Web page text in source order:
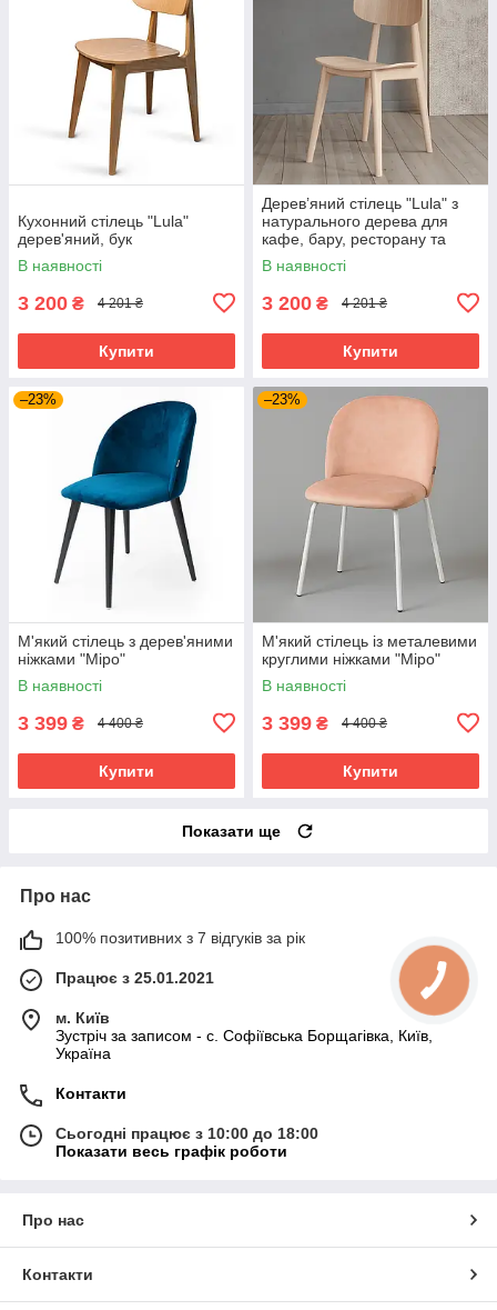
Кухонний стілець "Lula"
дерев'яний, бук
В наявності
3 200 ₴ 4 201 ₴
Купити
Дерев’яний стілець "Lula" з
натурального дерева для
кафе, бару, ресторану та
готелю
В наявності
3 200 ₴ 4 201 ₴
Купити
–23%
М'який стілець з дерев'яними
ніжками "Міро"
В наявності
3 399 ₴ 4 400 ₴
Купити
–23%
М'який стілець із металевими
круглими ніжками "Міро"
В наявності
3 399 ₴ 4 400 ₴
Купити
Показати ще
Про нас
100% позитивних з 7 відгуків за рік
Працює з 25.01.2021
м. Київ
Зустріч за записом - с. Софіївська Борщагівка, Київ,
Україна
Контакти
Сьогодні працює з 10:00 до 18:00
Показати весь графік роботи
Про нас
Контакти